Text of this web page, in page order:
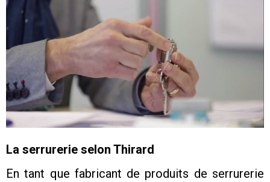
La serrurerie selon Thirard
En tant que fabricant de produits de serrurerie